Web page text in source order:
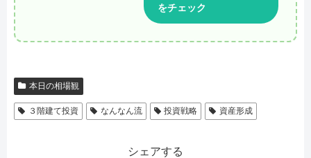
をチェック
本日の相場観
３階建て投資 なんなん流 投資戦略 資産形成
シェアする